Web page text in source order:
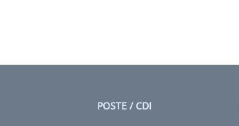
POSTE / CDI